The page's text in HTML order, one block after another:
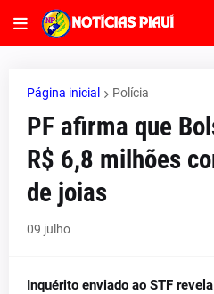
Página inicial Polícia
PF afirma que
R$ 6,8 milhões
de joias
09 julho
Inquérito enviado ao STF